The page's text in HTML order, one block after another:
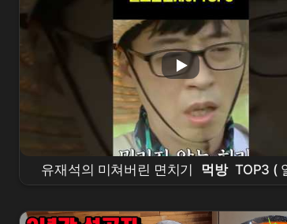
유재석의 미쳐버린 면치기 먹방 TOP3 (
난사이 ) #유재석 # 먹방 #면치기